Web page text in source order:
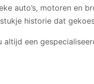
auto’s, motoren en
historie dat
een